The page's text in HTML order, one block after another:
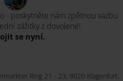
- poskytněte nám zpětnou vazbu
zážitky z dovolené!
se nyní.
Ring 21 - 23, 9020 Klagenfurt,